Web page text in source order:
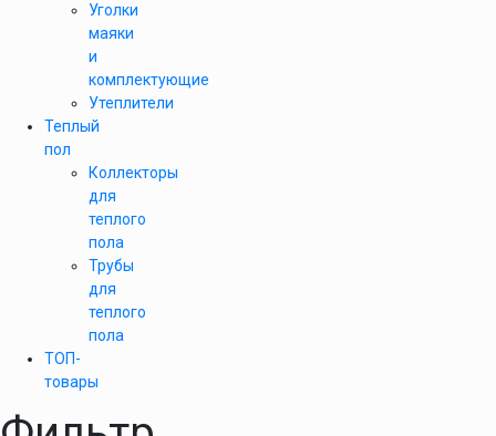
Уголки
маяки
и
комплектующие
Утеплители
Теплый
пол
Коллекторы
для
теплого
пола
Трубы
для
теплого
пола
ТОП-
товары